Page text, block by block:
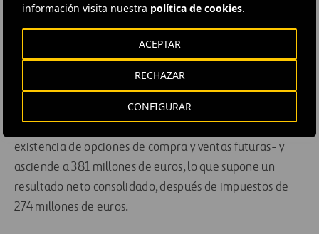
información visita nuestra política de cookies.
CONFIGURAR
RECHAZAR
ACEPTAR
completó la venta del 10% de la 407 ETR por 894
millones de dólares canadienses al fondo de pensiones
Canada Pension Plan Investment Board (CPPIB). A su vez,
Chile a la colombiana ISA. El importe de la transacción
asciende, aproximadamente, a 229 millones de euros.
existencia de opciones de compra y ventas futuras- y
asciende a 381 millones de euros, lo que supone un
resultado neto consolidado, después de impuestos de
274 millones de euros.